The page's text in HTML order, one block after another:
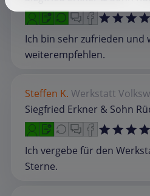
Ich bin sehr zufrieden und
weiterempfehlen.
Steffen K. Werkstatt
Siegfried Erkner & Sohn
Ich vergebe für den
Sterne.